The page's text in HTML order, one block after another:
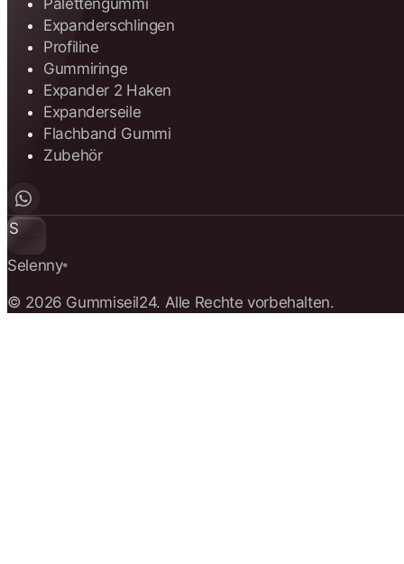
Palettengummi
Expanderschlingen
Profiline
Gummiringe
Expander 2 Haken
Expanderseile
Flachband Gummi
Zubehör
S
Selenny®
© 2026 Gummiseil24. Alle Rechte vorbehalten.